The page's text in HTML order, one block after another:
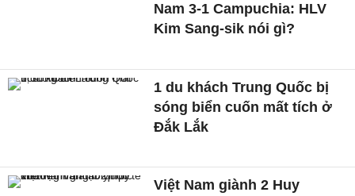
Nam 3-1 Campuchia: HLV
Kim Sang-sik nói gì?
1 du khách Trung Quốc bị
sóng biển cuốn mất tích ở
Đắk Lắk
Việt Nam giành 2 Huy